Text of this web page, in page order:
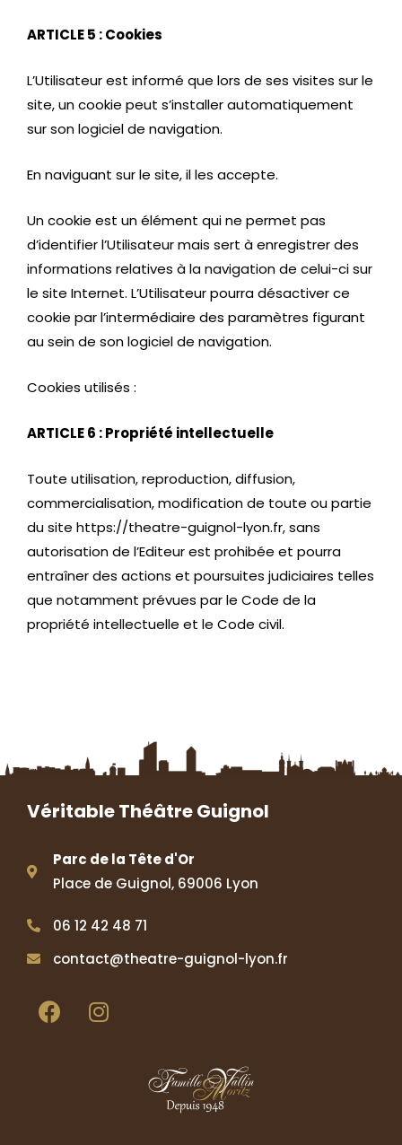
ARTICLE 5 : Cookies
L’Utilisateur est informé que lors de ses visites sur le
site, un cookie peut s’installer automatiquement
sur son logiciel de navigation.
En naviguant sur le site, il les accepte.
Un cookie est un élément qui ne permet pas
d’identifier l’Utilisateur mais sert à enregistrer des
informations relatives à la navigation de celui-ci sur
le site Internet. L’Utilisateur pourra désactiver ce
cookie par l’intermédiaire des paramètres figurant
au sein de son logiciel de navigation.
Cookies utilisés :
ARTICLE 6 : Propriété intellectuelle
Toute utilisation, reproduction, diffusion,
commercialisation, modification de toute ou partie
du site https://theatre-guignol-lyon.fr, sans
autorisation de l’Editeur est prohibée et pourra
entraîner des actions et poursuites judiciaires telles
que notamment prévues par le Code de la
propriété intellectuelle et le Code civil.
Véritable Théâtre Guignol
Parc de la Tête d'Or
Place de Guignol, 69006 Lyon
06 12 42 48 71
contact@theatre-guignol-lyon.fr